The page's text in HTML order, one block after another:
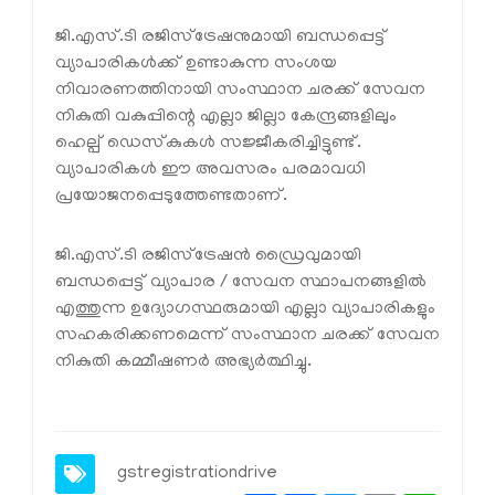
ജി.എസ്.ടി രജിസ്‌ട്രേഷനുമായി ബന്ധപ്പെട്ട്
വ്യാപാരികൾക്ക് ഉണ്ടാകുന്ന സംശയ
നിവാരണത്തിനായി സംസ്ഥാന ചരക്ക് സേവന
നികുതി വകുപ്പിന്റെ എല്ലാ ജില്ലാ കേന്ദ്രങ്ങളിലും
ഹെല്പ് ഡെസ്‌കുകൾ സജ്ജീകരിച്ചിട്ടുണ്ട്.
വ്യാപാരികൾ ഈ അവസരം പരമാവധി
പ്രയോജനപ്പെടുത്തേണ്ടതാണ്.
ജി.എസ്.ടി രജിസ്‌ട്രേഷൻ ഡ്രൈവുമായി
ബന്ധപ്പെട്ട് വ്യാപാര / സേവന സ്ഥാപനങ്ങളിൽ
എത്തുന്ന ഉദ്യോഗസ്ഥരുമായി എല്ലാ വ്യാപാരികളും
സഹകരിക്കണമെന്ന് സംസ്ഥാന ചരക്ക് സേവന
നികുതി കമ്മീഷണർ അഭ്യർത്ഥിച്ചു.
gstregistrationdrive